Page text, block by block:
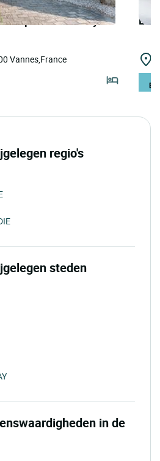
et Spa Villa Kerasy
Vannes,France
regio's
steden
in de